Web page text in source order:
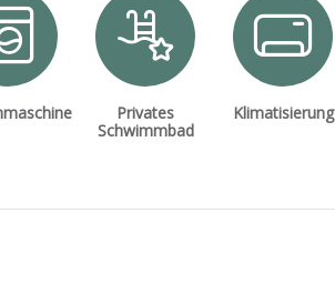
Privates
Schwimmbad
Klimatisierung